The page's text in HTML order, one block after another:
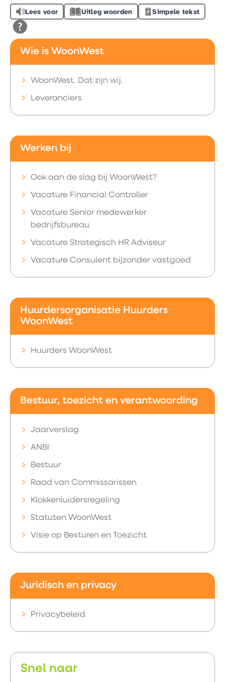
Lees voor Uitleg woorden Simpele tekst
Wie is WoonWest
WoonWest. Dat zijn wij.
Leveranciers
Werken bij
Ook aan de slag bij WoonWest?
Vacature Financial Controller
Vacature Senior medewerker
bedrijfsbureau
Vacature Strategisch HR Adviseur
Vacature Consulent bijzonder vastgoed
Huurdersorganisatie Huurders
WoonWest
Huurders WoonWest
Bestuur, toezicht en verantwoording
Jaarverslag
ANBI
Bestuur
Raad van Commissarissen
Klokkenluidersregeling
Statuten WoonWest
Visie op Besturen en Toezicht
Juridisch en privacy
Privacybeleid
Snel naar